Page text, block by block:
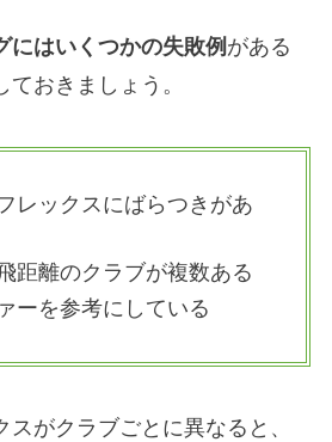
にはいくつかの失敗例 がある
おきましょう。
レックスにばらつきがあ
距離のクラブが複数ある
ーを参考にしている
スがクラブごとに異なると、